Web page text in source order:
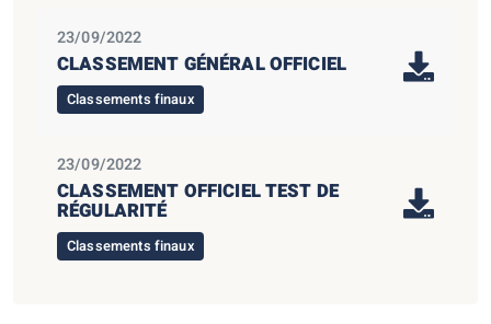
23/09/2022
CLASSEMENT GÉNÉRAL OFFICIEL
Classements finaux
23/09/2022
CLASSEMENT OFFICIEL TEST DE
RÉGULARITÉ
Classements finaux